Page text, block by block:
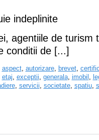
indeplinite
agentiile de turism
conditii de [...]
aspect, autorizare, brevet,
etaj exceptii generala, imobil
, servicii societate, spatiu,